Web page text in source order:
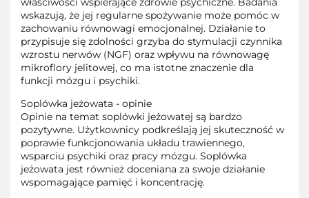
wskazują, że jej regularne spożywanie może pomóc w
zachowaniu równowagi emocjonalnej. Działanie to
przypisuje się zdolności grzyba do stymulacji czynnika
wzrostu nerwów (NGF) oraz wpływu na równowagę
mikroflory jelitowej, co ma istotne znaczenie dla
funkcji mózgu i psychiki.
Soplówka jeżowata - opinie
Opinie na temat soplówki jeżowatej są bardzo
pozytywne. Użytkownicy podkreślają jej skuteczność w
poprawie funkcjonowania układu trawiennego,
wsparciu psychiki oraz pracy mózgu. Soplówka
jeżowata jest również doceniana za swoje działanie
wspomagające pamięć i koncentrację.